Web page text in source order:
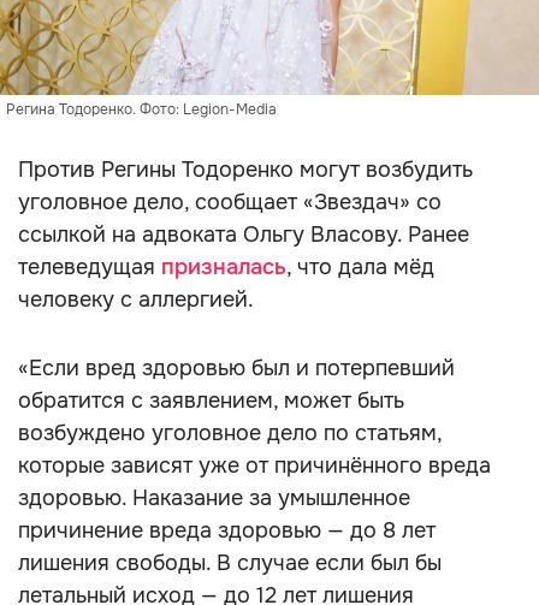
Регина Тодоренко. Фото: Legion-Media
Против Регины Тодоренко могут возбудить
уголовное дело, сообщает «Звездач» со
ссылкой на адвоката Ольгу Власову. Ранее
телеведущая призналась, что дала мёд
человеку с аллергией.
«Если вред здоровью был и потерпевший
обратится с заявлением, может быть
возбуждено уголовное дело по статьям,
которые зависят уже от причинённого вреда
здоровью. Наказание за умышленное
причинение вреда здоровью — до 8 лет
лишения свободы. В случае если был бы
летальный исход — до 12 лет лишения